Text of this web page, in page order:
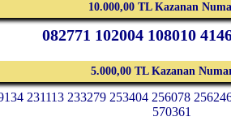
10.000,00 TL Kazanan
082771 102004 108010
5.000,00 TL Kazanan
231113 233279 253404 256078
570361